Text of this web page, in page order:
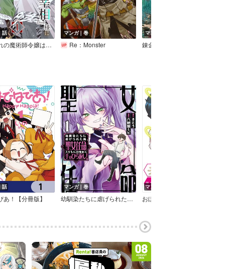
話
虐げられの魔術師令嬢は、『氷狼宰相』様に溺愛される【単話】
マンガ｜巻
Re：Monster
マンガ｜巻
話
あ！【分冊版】
マンガ｜巻
幼馴染たちに虐げられた俺、「聖女任命」スキルに目覚めて手のひら返し！
マンガ｜話